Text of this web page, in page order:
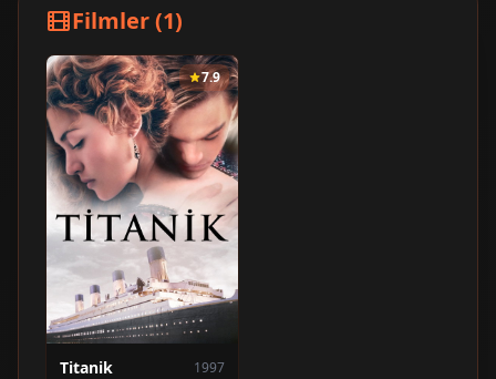
Filmler (1)
7.9
Titanik
1997